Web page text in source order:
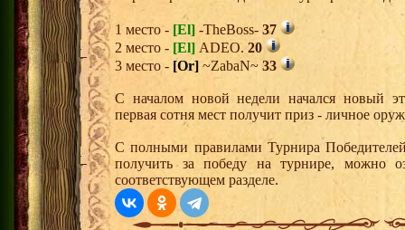
1 место - [El] -TheBoss- 37
2 место - [El] ADEO. 20
3 место - [Or] ~ZabaN~ 33
С началом новой недели начался новый
первая сотня мест получит приз - личное
С полными правилами Турнира
получить за победу на турнире, можно
соответствующем разделе.